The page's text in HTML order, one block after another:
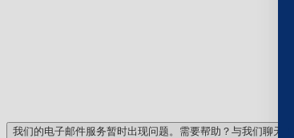
我们的电子邮件服务暂时出现问题。需要帮助？与我们聊天！